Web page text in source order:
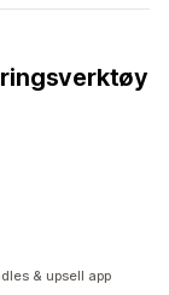
& upsell app